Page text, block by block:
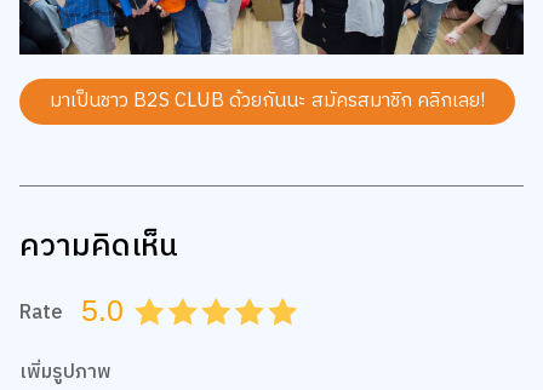
มาเป็นชาว B2S CLUB ด้วยกันนะ สมัครสมาชิก คลิกเลย!
ความคิดเห็น
Rate 5.0 4.5
4.0
3.5
3.0
2.5
2.0
1.5
1.0
0.5
เพิ่มรูปภาพ